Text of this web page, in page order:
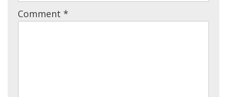
Comment *